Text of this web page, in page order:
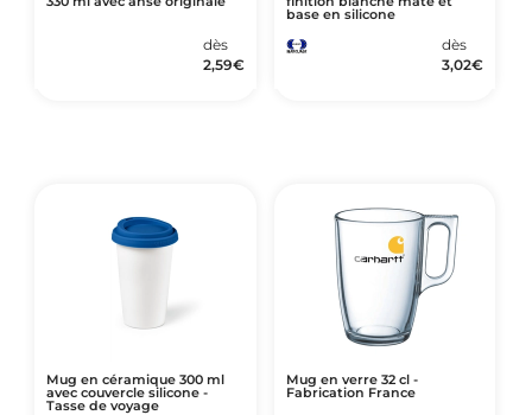
dès
2,59€
base en silicone
dès
3,02€
Mug en céramique 300 ml
avec couvercle silicone -
Tasse de voyage
Mug en verre 32 cl -
Fabrication France